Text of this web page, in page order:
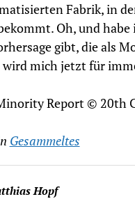
Fabrik, in
Oh, und
gibt, die als
wird mich jetzt für
Report © 20th
Gesammeltes
Hopf